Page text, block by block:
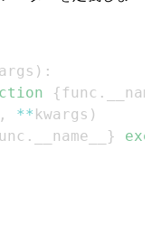
) :
{func .
, ** kwargs )
. __name__ }